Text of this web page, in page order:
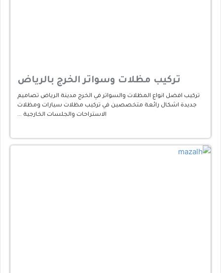
تركيب مظلات وسواتر الخرج بالرياض
تركيب افضل انواع المظلات والسواتر في الخرج مدينة الرياض تصاميم
جديدة اشكال رائعة متخصصين في تركيب مظلات سيارات ومظلات
الاستراحات والجلسات الخارجية …